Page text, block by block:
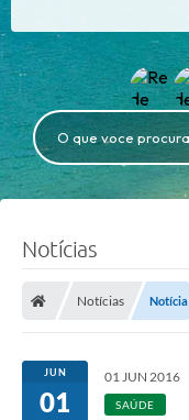
O que voce procura?
Notícias
Notícias Notícia
JUN
01
01 JUN 2016
SAÚDE